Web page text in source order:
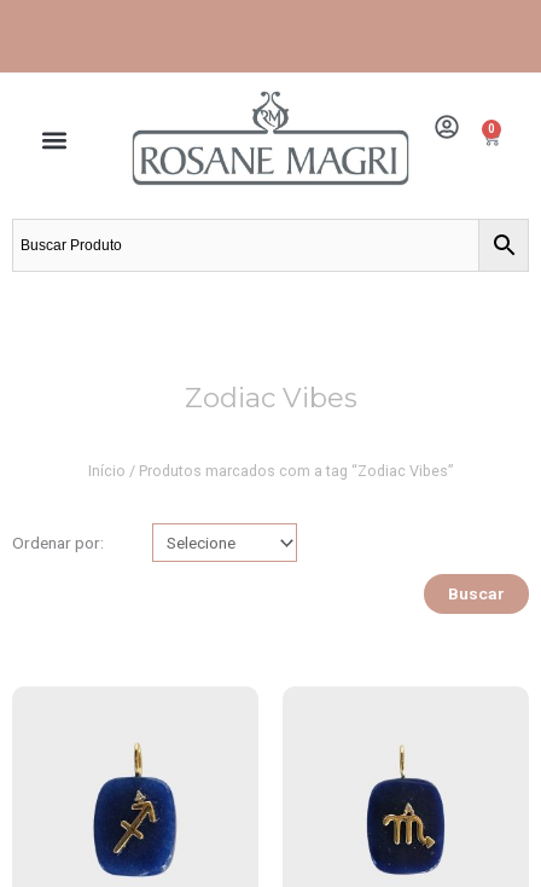
Frete grátis para grande São Paulo e Santos. 0
Cart
Zodiac Vibes
Início / Produtos marcados com a tag “Zodiac Vibes”
Ordenar por:
Buscar